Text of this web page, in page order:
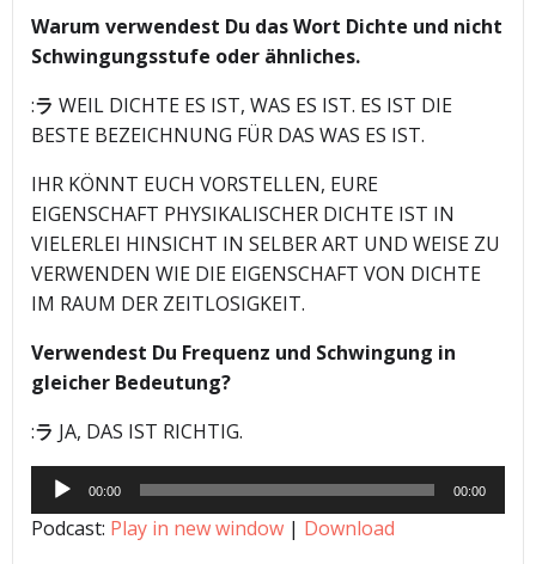
Warum verwendest Du das Wort Dichte und nicht
Schwingungsstufe oder ähnliches.
:ラ WEIL DICHTE ES IST, WAS ES IST. ES IST DIE
BESTE BEZEICHNUNG FÜR DAS WAS ES IST.
IHR KÖNNT EUCH VORSTELLEN, EURE
EIGENSCHAFT PHYSIKALISCHER DICHTE IST IN
VIELERLEI HINSICHT IN SELBER ART UND WEISE ZU
VERWENDEN WIE DIE EIGENSCHAFT VON DICHTE
IM RAUM DER ZEITLOSIGKEIT.
Verwendest Du Frequenz und Schwingung in
gleicher Bedeutung?
:ラ JA, DAS IST RICHTIG.
Audio-
Player
00:00 00:00
Podcast: Play in new window | Download